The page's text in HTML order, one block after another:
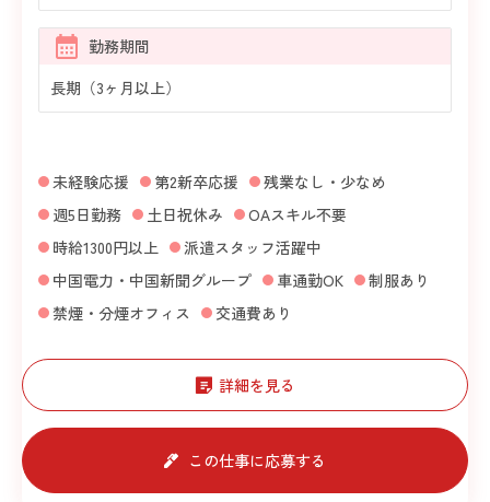
勤務期間
長期（3ヶ月以上）
未経験応援 第2新卒応援
残業なし・少なめ
週5日勤務
土日祝休み
OAスキル不要
時給1300円以上
派遣スタッフ活躍中
中国電力・中国新聞グループ
車通勤OK
制服あり
禁煙・分煙オフィス
交通費あり
詳細を見る
この仕事に応募する